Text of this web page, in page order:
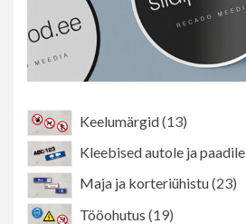
Keelumärgid 1313
toodet
Kleebised autole ja paadile
Maja ja korteriühistu 2323
Tööohutus 1919